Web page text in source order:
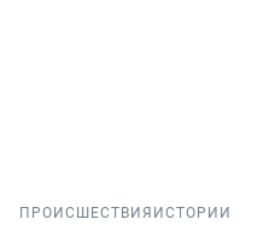
ПРОИСШЕСТВИЯ ИСТОРИИ